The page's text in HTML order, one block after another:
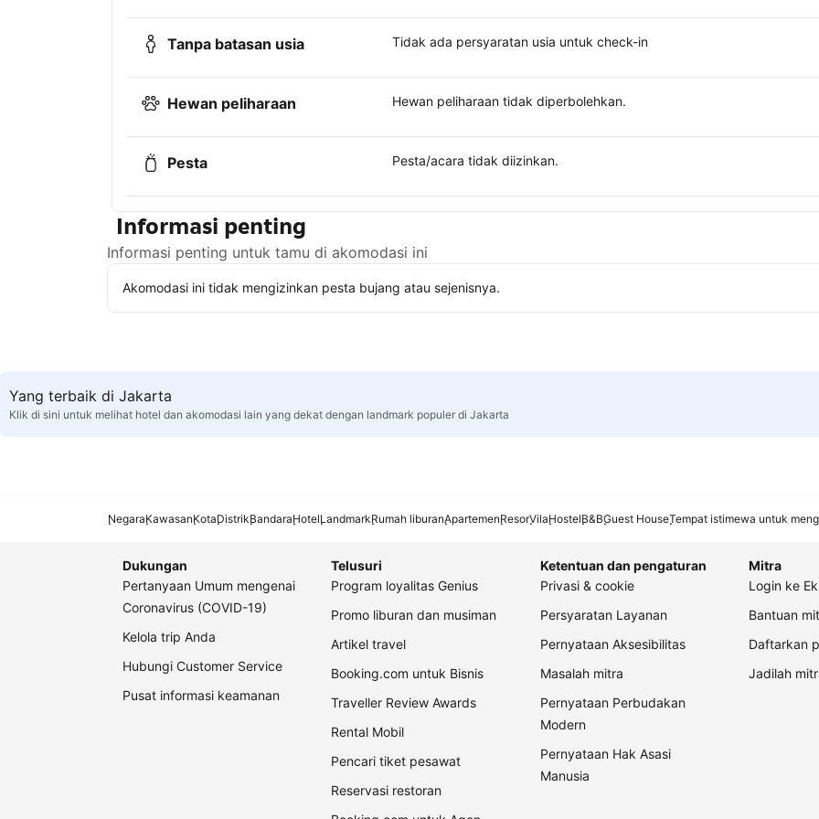
Tanpa batasan usia Tidak ada persyaratan usia untuk check-in
Hewan peliharaan Hewan peliharaan tidak diperbolehkan.
Pesta Pesta/acara tidak diizinkan.
Informasi penting
Informasi penting untuk tamu di akomodasi ini
Akomodasi ini tidak mengizinkan pesta bujang atau sejenisnya.
Yang terbaik di Jakarta
Klik di sini untuk melihat hotel dan akomodasi lain yang dekat dengan landmark populer di Jakarta
NegaraKawasanKotaDistrikBandaraHotelLandmarkRumah liburanApartemenResorVilaHostelB&BGuest HouseTempat istimewa untuk
Dukungan
Pertanyaan Umum mengenai
Coronavirus (COVID-19)
Kelola trip Anda
Hubungi Customer Service
Pusat informasi keamanan
Telusuri
Program loyalitas Genius
Promo liburan dan musiman
Artikel travel
Booking.com untuk Bisnis
Traveller Review Awards
Rental Mobil
Pencari tiket pesawat
Reservasi restoran
Ketentuan dan pengaturan
Privasi & cookie
Persyaratan Layanan
Pernyataan Aksesibilitas
Masalah mitra
Pernyataan Perbudakan
Modern
Pernyataan Hak Asasi
Manusia
Mitra
Login ke
Bantuan
Daftarkan
Jadilah